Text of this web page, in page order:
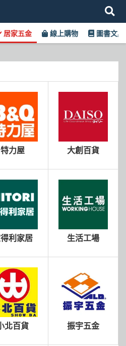
居家五金 線上購物 圖書文具
特力屋 大創百貨
利家居 生活工場
北百貨 振宇五金